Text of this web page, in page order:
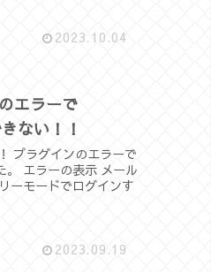
2023.10.04
エラーで
ない！！
プラグインのエラーで
。 エラーの表示 メール
ーモードでログインす
2023.09.19